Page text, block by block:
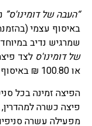
“העבה של דומינו'ס”
שמרגיש נדיב
של דומינו'ס
או 100.80 ₪ באיסוף עצמי. רעב, כידוע, לא אוהב להיות לבד.
הפיצה זמינה בכל
פיצה כשרה
מפעילה עשרה